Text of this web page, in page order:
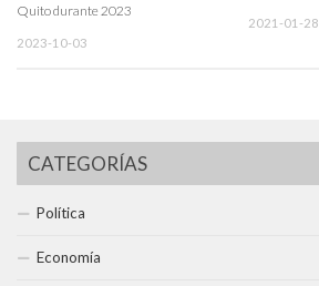
Quito durante 2023
2023-10-03
2021-01-28
CATEGORÍAS
Política
Economía